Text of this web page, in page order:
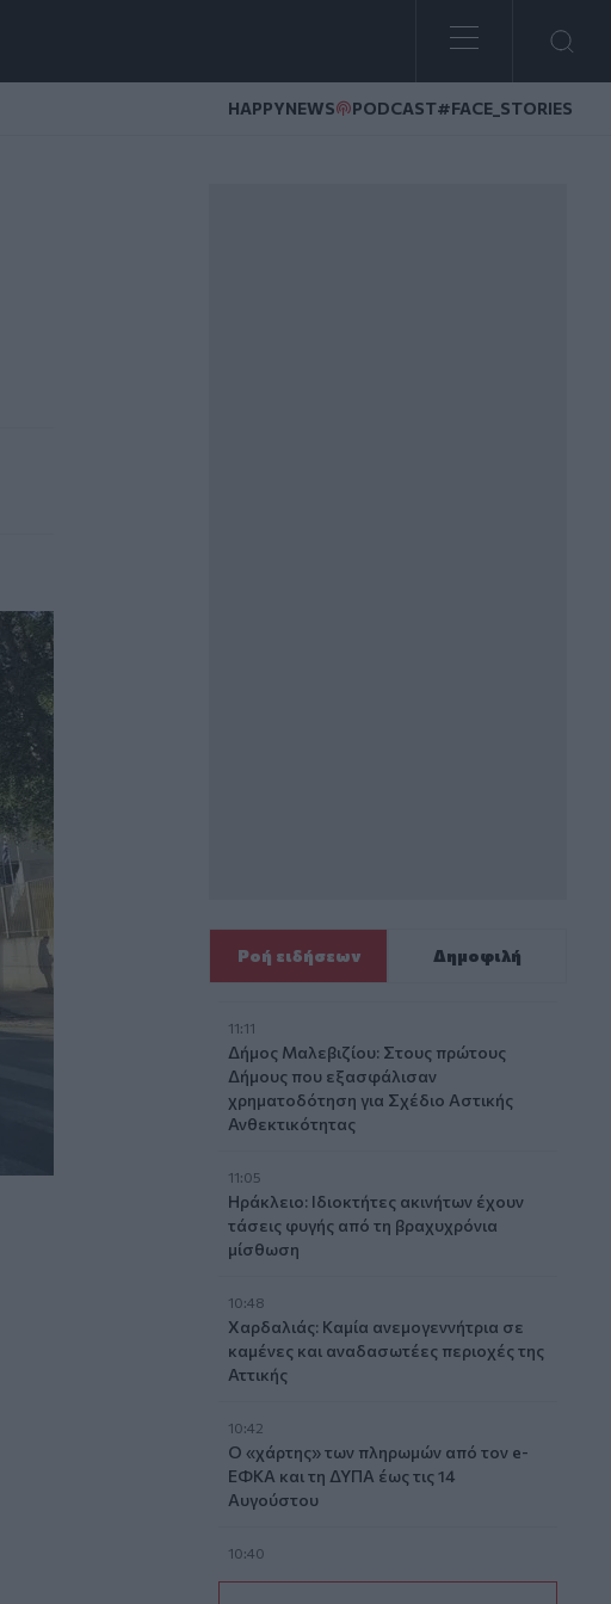
HAPPYNEWS PODCAST#FACE_STORIES
Ροή ειδήσεων Δημοφιλή
11:11
Δήμος Μαλεβιζίου: Στους πρώτους
Δήμους που εξασφάλισαν
χρηματοδότηση για Σχέδιο Αστικής
Ανθεκτικότητας
11:05
Ηράκλειο: Ιδιοκτήτες ακινήτων έχουν
τάσεις φυγής από τη βραχυχρόνια
μίσθωση
10:48
Χαρδαλιάς: Καμία ανεμογεννήτρια σε
καμένες και αναδασωτέες περιοχές της
Αττικής
10:42
Ο «χάρτης» των πληρωμών από τον e-
ΕΦΚΑ και τη ΔΥΠΑ έως τις 14
Αυγούστου
10:40
Γαύδος: Επιχείρηση διάσωσης 31χρονης